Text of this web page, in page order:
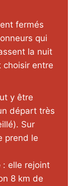
fermés
qui
la nuit
choisir entre
y être
départ très
Sur
prend le
: elle rejoint
8 km de